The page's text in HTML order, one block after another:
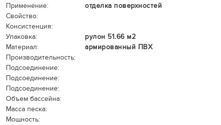
Применение:
отделка поверхностей
Свойство:
Консистенция:
Упаковка:
рулон 51.66 м2
Материал:
армированный ПВХ
Производительность:
Подсоединение:
Подсоединение:
Подсоединение:
Объем бассейна:
Масса песка:
Мощность: